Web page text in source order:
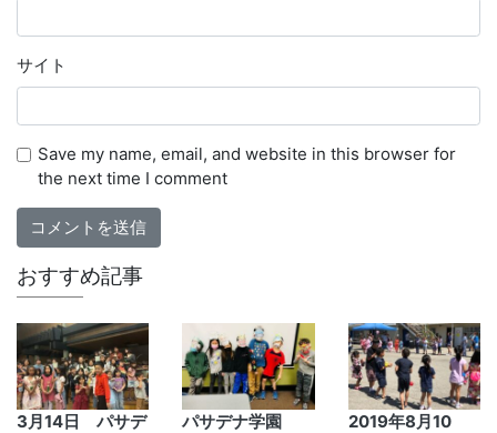
サイト
Save my name, email, and website in this browser for
the next time I comment
おすすめ記事
3月14日 パサデ
パサデナ学園
2019年8月10